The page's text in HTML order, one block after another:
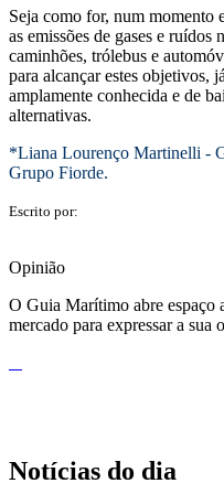
Seja como for, num momento
as emissões de gases e ruídos
caminhões, trólebus e
para alcançar estes objetivos,
amplamente conhecida e de
alternativas.
*Liana Lourenço Martinelli -
Grupo Fiorde.
Escrito por:
Opinião
O Guia Marítimo abre espaço
mercado para expressar a sua
Notícias do dia